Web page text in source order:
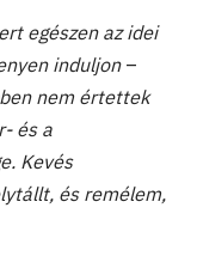
egészen az idei
induljon–
nem értettek
és a
Kevés
és remélem,